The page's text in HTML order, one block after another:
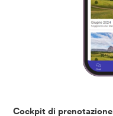
Cockpit di prenotazione